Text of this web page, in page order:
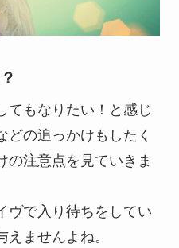
てもなりたい！と感じ
どの追っかけもしたく
の注意点を見ていきま
ヴで入り待ちをしてい
ませんよね。